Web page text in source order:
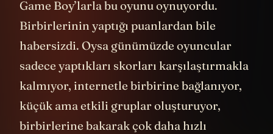
Game Boy’larla bu oyunu oynuyordu.
Birbirlerinin yaptığı puanlardan bile
habersizdi. Oysa günümüzde oyuncular
sadece yaptıkları skorları karşılaştırmakla
kalmıyor, internetle birbirine bağlanıyor,
küçük ama etkili gruplar oluşturuyor,
birbirlerine bakarak çok daha hızlı